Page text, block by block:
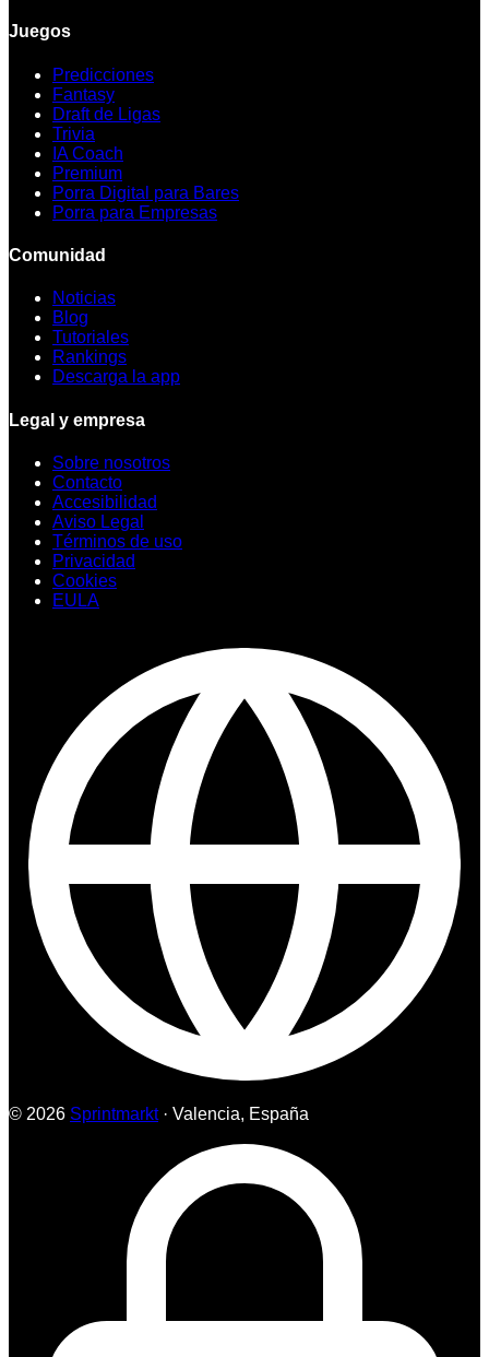
Juegos
Predicciones
Fantasy
Draft de Ligas
Trivia
IA Coach
Premium
Porra Digital para Bares
Porra para Empresas
Comunidad
Noticias
Blog
Tutoriales
Rankings
Descarga la app
Legal y empresa
Sobre nosotros
Contacto
Accesibilidad
Aviso Legal
Términos de uso
Privacidad
Cookies
EULA
© 2026 Sprintmarkt· Valencia, España